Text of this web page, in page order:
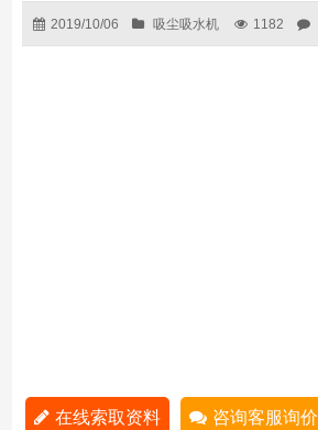
2019/10/06 吸尘吸水机 1182
在线索取资料 咨询客服询价